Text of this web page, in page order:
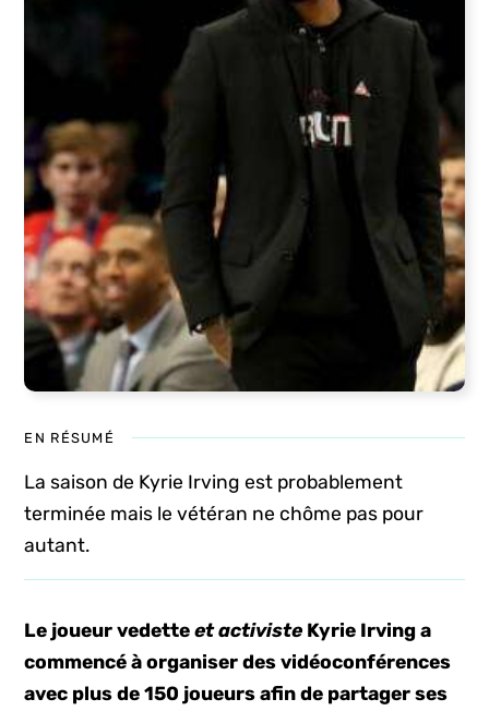
EN RÉSUMÉ
La saison de Kyrie Irving est probablement
terminée mais le vétéran ne chôme pas pour
autant.
Le joueur vedetteet activiste Kyrie Irving a
commencé à organiser des vidéoconférences
avec plus de 150 joueurs afin de partager ses